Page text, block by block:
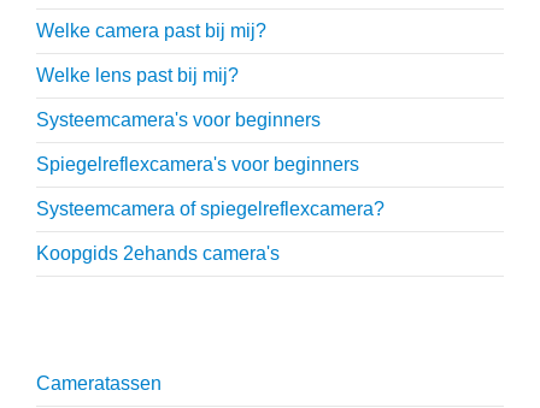
Welke camera past bij mij?
Welke lens past bij mij?
Systeemcamera's voor beginners
Spiegelreflexcamera's voor beginners
Systeemcamera of spiegelreflexcamera?
Koopgids 2ehands camera's
Cameratassen